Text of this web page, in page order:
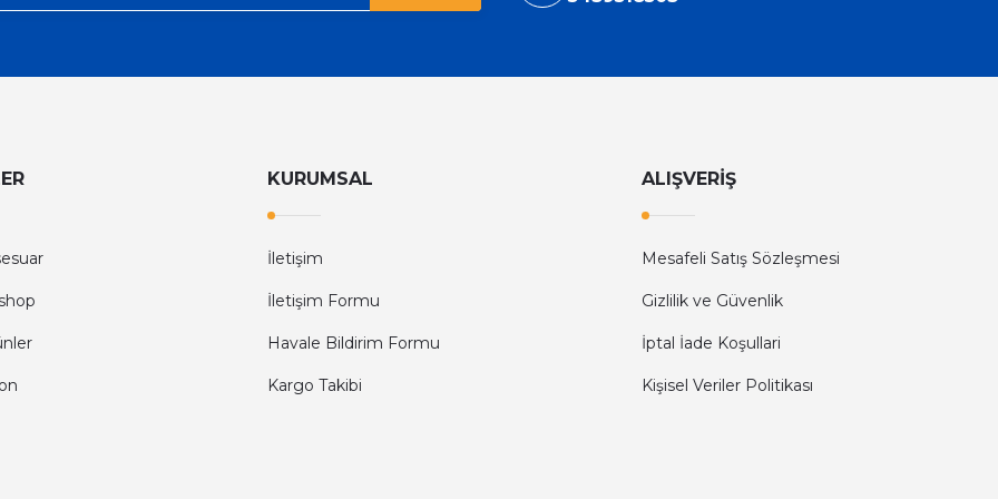
KURUMSAL
İletişim
İletişim Formu
Havale Bildirim Formu
Kargo Takibi
ALIŞVERİŞ
Mesafeli Satış Sözleşmesi
Gizlilik ve Güvenlik
İptal İade Koşullari
Kişisel Veriler Politikası